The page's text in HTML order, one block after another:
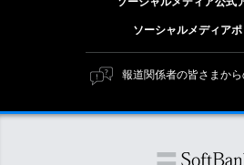
マテリアリティ（重要課題）
ESGの主な取り組み
キャリア採用
障がい者採用
ソーシャルメディア
報道関係者の皆さまか